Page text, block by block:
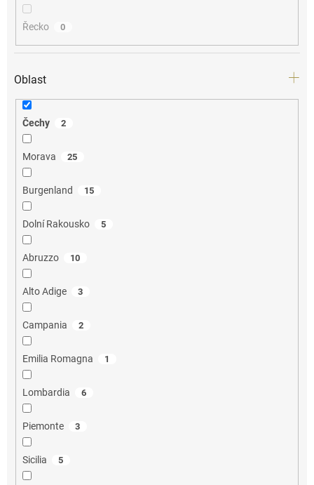
Řecko 0
Oblast
Čechy 2
Morava 25
Burgenland 15
Dolní Rakousko 5
Abruzzo 10
Alto Adige 3
Campania 2
Emilia Romagna 1
Lombardia 6
Piemonte 3
Sicilia 5